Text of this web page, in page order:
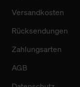
Versandkosten
Rücksendungen
Zahlungsarten
AGB